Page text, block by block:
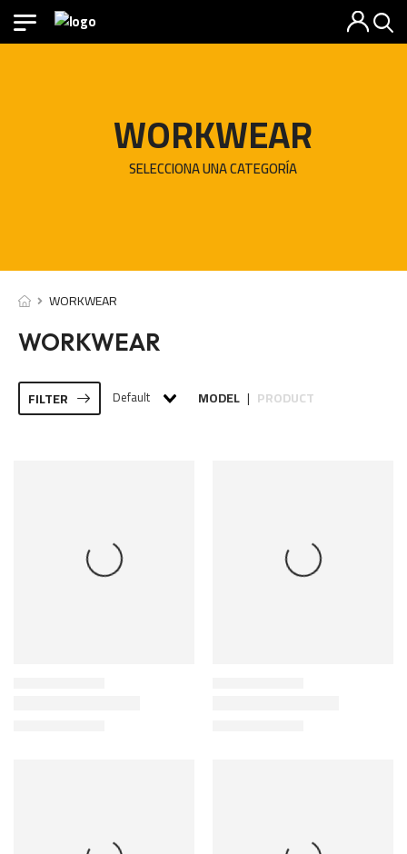
WORKWEAR
SELECCIONA UNA CATEGORÍA
WORKWEAR
WORKWEAR
FILTER Default MODEL | PRODUCT